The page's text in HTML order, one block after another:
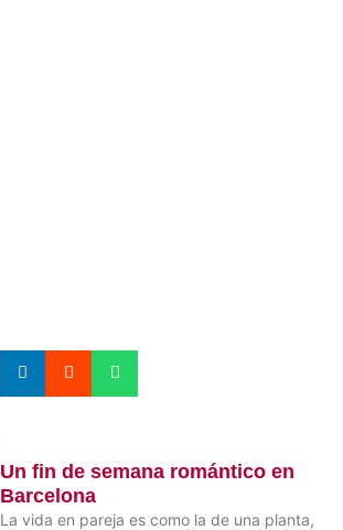
Un fin de semana romántico en
Barcelona
La vida en pareja es como la de una planta,